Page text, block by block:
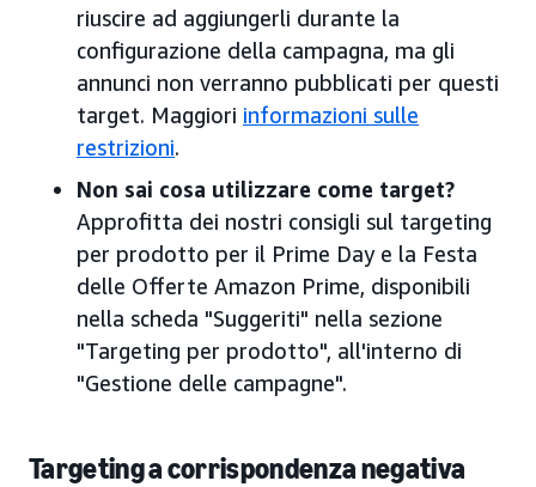
riuscire ad aggiungerli durante la
configurazione della campagna, ma gli
annunci non verranno pubblicati per questi
target. Maggiori informazioni sulle
restrizioni.
Non sai cosa utilizzare come target?
Approfitta dei nostri consigli sul targeting
per prodotto per il Prime Day e la Festa
delle Offerte Amazon Prime, disponibili
nella scheda "Suggeriti" nella sezione
"Targeting per prodotto", all'interno di
"Gestione delle campagne".
Targeting a corrispondenza negativa